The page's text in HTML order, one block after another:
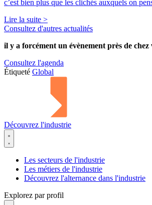
c’est bien plus que les clichés auxquels on
Lire la suite >
Consultez d'autres actualités
il y a forcément un évènement près de chez
Consultez l'agenda
Étiqueté Global
Découvrez l'industrie
Les secteurs de l'industrie
Les métiers de l'industrie
Découvrez l'alternance dans l'industrie
Explorez par profil